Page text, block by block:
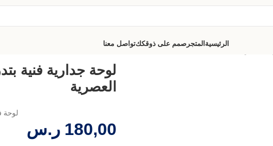
الرئيسيةالمتجر صمم على ذوقككتواصل معنا
لوحة جدارية فنية
العصرية
لوحة
180,00 ر.س